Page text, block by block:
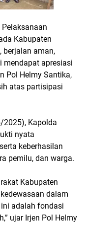
Pelaksanaan
Kabupaten
berjalan aman,
mendapat apresiasi
Pol Helmy Santika,
atas partisipasi
2025), Kapolda
nyata
serta keberhasilan
pemilu, dan warga.
Kabupaten
dalam
adalah fondasi
ujar Irjen Pol Helmy